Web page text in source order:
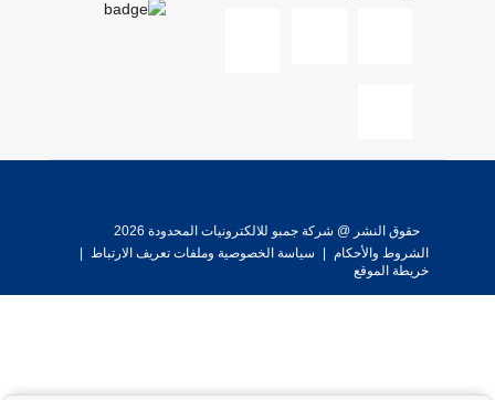
حقوق النشر @ شركة جمبو للالكترونيات المحدودة 2026
الشروط والأحكام
سياسة الخصوصية وملفات تعريف الارتباط
خريطة الموقع